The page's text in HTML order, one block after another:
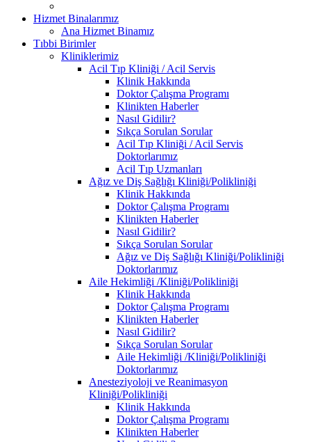
Hizmet Binalarımız
Ana Hizmet Binamız
Tıbbi Birimler
Kliniklerimiz
Acil Tıp Kliniği / Acil Servis
Klinik Hakkında
Doktor Çalışma Programı
Klinikten Haberler
Nasıl Gidilir?
Sıkça Sorulan Sorular
Acil Tıp Kliniği / Acil Servis
Doktorlarımız
Acil Tıp Uzmanları
Ağız ve Diş Sağlığı Kliniği/Polikliniği
Klinik Hakkında
Doktor Çalışma Programı
Klinikten Haberler
Nasıl Gidilir?
Sıkça Sorulan Sorular
Ağız ve Diş Sağlığı Kliniği/Polikliniği
Doktorlarımız
Aile Hekimliği /Kliniği/Polikliniği
Klinik Hakkında
Doktor Çalışma Programı
Klinikten Haberler
Nasıl Gidilir?
Sıkça Sorulan Sorular
Aile Hekimliği /Kliniği/Polikliniği
Doktorlarımız
Anesteziyoloji ve Reanimasyon
Kliniği/Polikliniği
Klinik Hakkında
Doktor Çalışma Programı
Klinikten Haberler